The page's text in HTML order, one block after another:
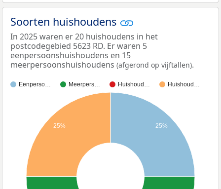
Soorten huishoudens
In 2025 waren er 20 huishoudens in het
postcodegebied 5623 RD. Er waren 5
eenpersoonshuishoudens en 15
meerpersoonshuishoudens (afgerond op vijftallen).
Eenperso… Meerpers… Huishoud… Huishoud…
25%
25%